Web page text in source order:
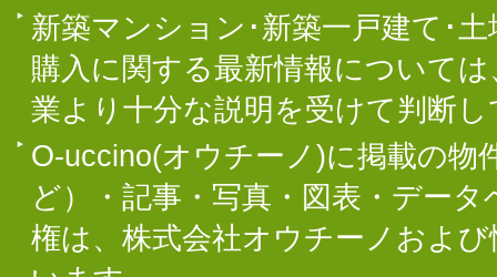
新築マンション･新築一戸建て･
購入に関する最新情報について
業より十分な説明を受けて判断
O-uccino(オウチーノ)に掲載の物
ど）・記事・写真・図表・デー
権は、株式会社オウチーノおよ